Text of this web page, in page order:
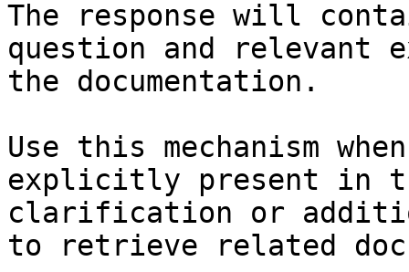
The response will
question and relevant
the documentation.
Use this mechanism
explicitly present in
clarification or